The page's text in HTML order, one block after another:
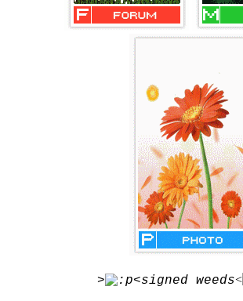
> <signed weeds<